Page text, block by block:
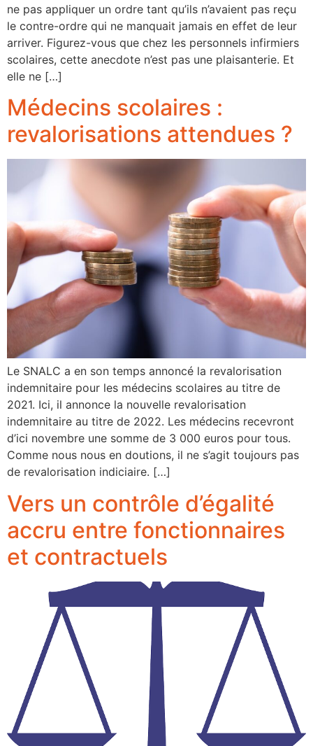
ne pas appliquer un ordre tant qu’ils n’avaient pas reçu
le contre-ordre qui ne manquait jamais en effet de leur
arriver. Figurez-vous que chez les personnels infirmiers
scolaires, cette anecdote n’est pas une plaisanterie. Et
elle ne […]
Médecins scolaires :
revalorisations attendues ?
Le SNALC a en son temps annoncé la revalorisation
indemnitaire pour les médecins scolaires au titre de
2021. Ici, il annonce la nouvelle revalorisation
indemnitaire au titre de 2022. Les médecins recevront
d’ici novembre une somme de 3 000 euros pour tous.
Comme nous nous en doutions, il ne s’agit toujours pas
de revalorisation indiciaire. […]
Vers un contrôle d’égalité
accru entre fonctionnaires
et contractuels